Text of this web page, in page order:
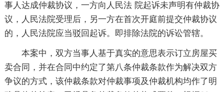
事人达成仲裁协议，一方向人民法 院起诉未声明有仲裁协
议，人民法院受理后，另一方在首次开庭前提交仲裁协议
的，人民法院应当驳回起诉。即排除法院的诉讼管辖。
本案中，双方当事人基于真实的意思表示订立房屋买
卖合同，并在合同中约定了第八条仲裁条款作为解决双方
争议的方式，该仲裁条款对仲裁事项及仲裁机构均作了明